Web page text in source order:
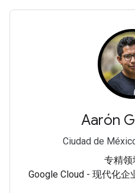
Aarón
Ciudad de
专精领
Google Cloud - 现代化企